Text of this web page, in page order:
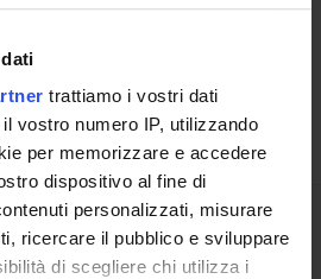
trattiamo i vostri dati
vostro numero IP, utilizzando
per memorizzare e accedere
dispositivo al fine di
personalizzati, misurare
ricercare il pubblico e sviluppare
di scegliere chi utilizza i
Share